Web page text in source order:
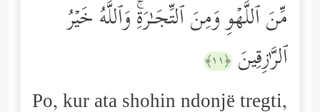
مِّنَ ٱللَّهۡوِ وَمِنَ ٱلتِّجَـٰرَةِۚ وَٱللَّهُ خَیۡرُ
ٱلرَّ ٰ⁠زِقِینَ ﴿١١﴾
Po, kur ata shohin ndonjë tregti,